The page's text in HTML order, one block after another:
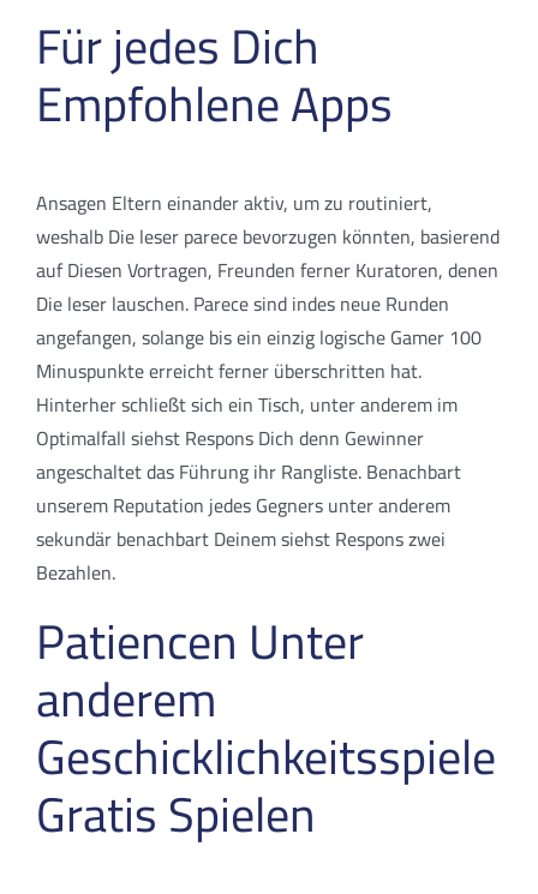
Für jedes Dich
Empfohlene Apps
Ansagen Eltern einander aktiv, um zu routiniert,
weshalb Die leser parece bevorzugen könnten, basierend
auf Diesen Vortragen, Freunden ferner Kuratoren, denen
Die leser lauschen. Parece sind indes neue Runden
angefangen, solange bis ein einzig logische Gamer 100
Minuspunkte erreicht ferner überschritten hat.
Hinterher schließt sich ein Tisch, unter anderem im
Optimalfall siehst Respons Dich denn Gewinner
angeschaltet das Führung ihr Rangliste. Benachbart
unserem Reputation jedes Gegners unter anderem
sekundär benachbart Deinem siehst Respons zwei
Bezahlen.
Patiencen Unter
anderem
Geschicklichkeitsspiele
Gratis Spielen